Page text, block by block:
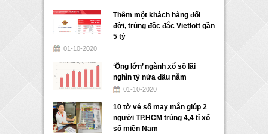
Thêm một khách hàng đổi
đời, trúng độc đắc Vietlott gần
5 tỷ
01-10-2020
‘Ông lớn’ ngành xổ số lãi
nghìn tỷ nửa đầu năm
01-10-2020
10 tờ vé số may mắn giúp 2
người TP.HCM trúng 4,4 tỉ xổ
số miền Nam